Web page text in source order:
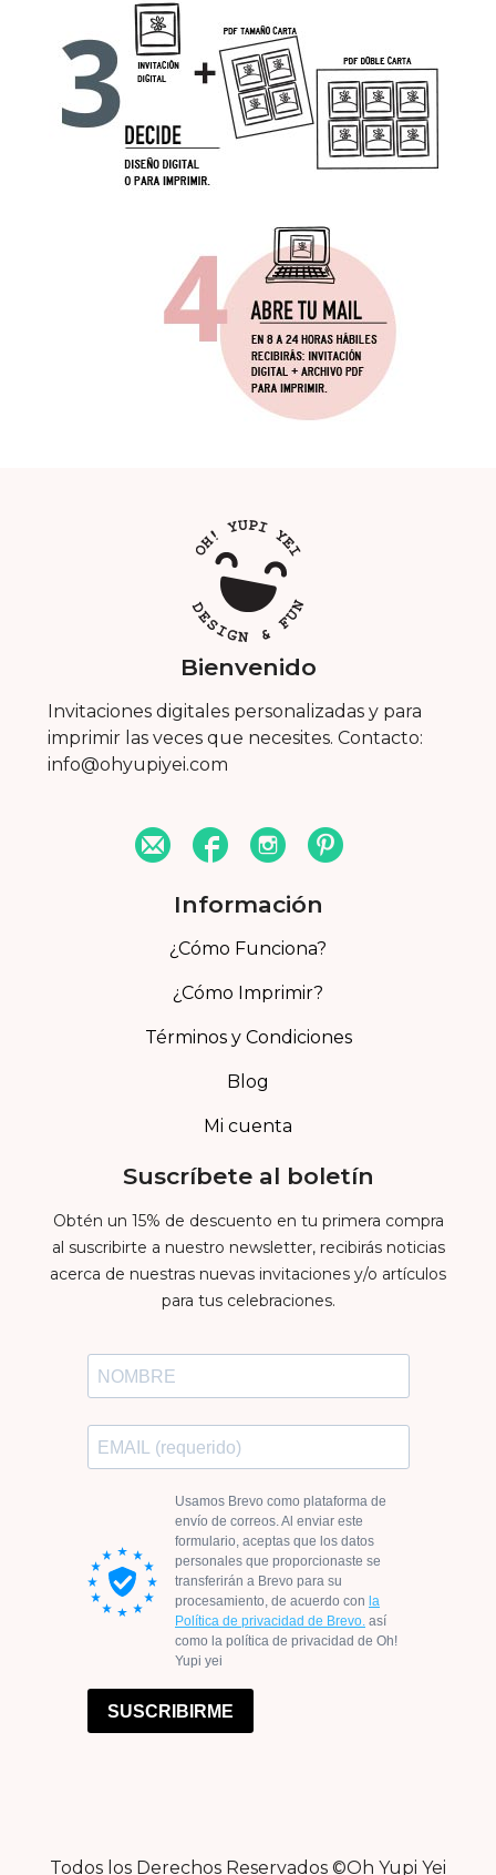
Bienvenido
Invitaciones digitales personalizadas y para
imprimir las veces que necesites. Contacto:
info@ohyupiyei.com
Información
¿Cómo Funciona?
¿Cómo Imprimir?
Términos y Condiciones
Blog
Mi cuenta
Suscríbete al boletín
Obtén un 15% de descuento en tu primera compra
al suscribirte a nuestro newsletter, recibirás noticias
acerca de nuestras nuevas invitaciones y/o artículos
para tus celebraciones.
Todos los Derechos Reservados ©Oh Yupi Yei